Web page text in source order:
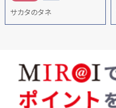
サカタのタネ